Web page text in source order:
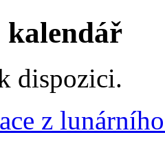
dispozici.
z